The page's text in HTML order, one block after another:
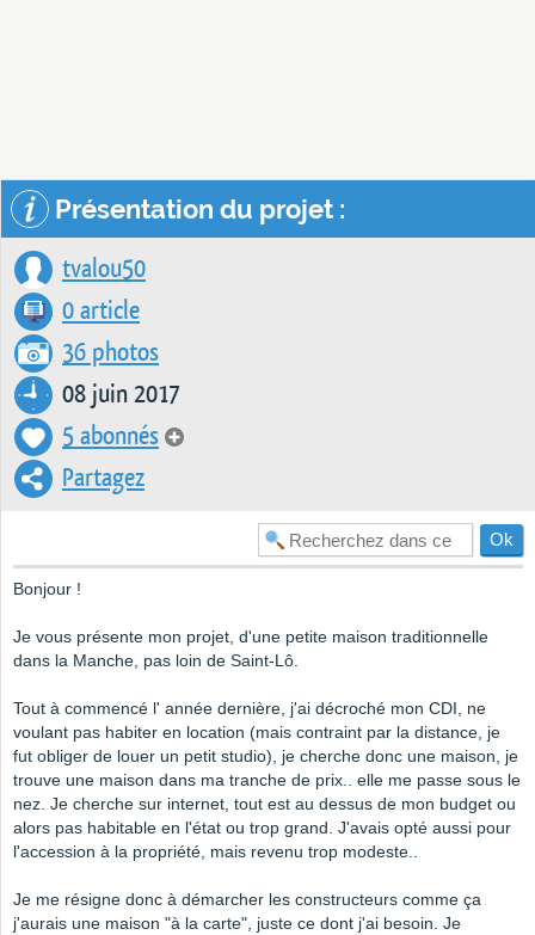
Présentation du projet :
tvalou50
0 article
36 photos
08 juin 2017
5 abonnés
Partagez
Bonjour !
Je vous présente mon projet, d'une petite maison traditionnelle
dans la Manche, pas loin de Saint-Lô.
Tout à commencé l' année dernière, j'ai décroché mon CDI, ne
voulant pas habiter en location (mais contraint par la distance, je
fut obliger de louer un petit studio), je cherche donc une maison, je
trouve une maison dans ma tranche de prix.. elle me passe sous le
nez. Je cherche sur internet, tout est au dessus de mon budget ou
alors pas habitable en l'état ou trop grand. J'avais opté aussi pour
l'accession à la propriété, mais revenu trop modeste..
Je me résigne donc à démarcher les constructeurs comme ça
j'aurais une maison "à la carte", juste ce dont j'ai besoin. Je